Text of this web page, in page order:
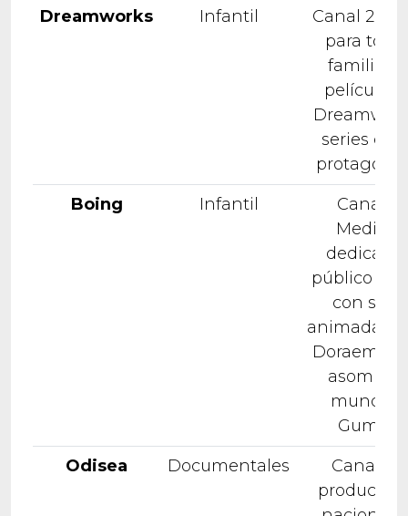
Dreamworks
Infantil
Canal 24
para toda
familia
películas
series de
Boing
Infantil
Canal
dedicado
público
con
animadas
Doraemon
mundo
Gumball
Odisea
Documentales
Canal